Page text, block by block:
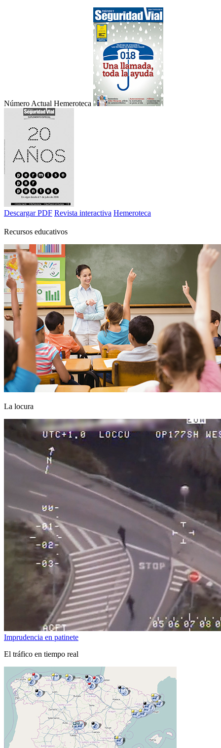
Número Actual Hemeroteca
Descargar PDF Revista interactiva Hemeroteca
Recursos educativos
La locura
Imprudencia en patinete
El tráfico en tiempo real